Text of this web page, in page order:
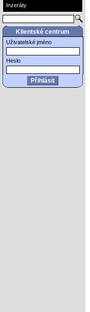
Inzeráty
Klientské centrum
Uživatelské jméno
Heslo